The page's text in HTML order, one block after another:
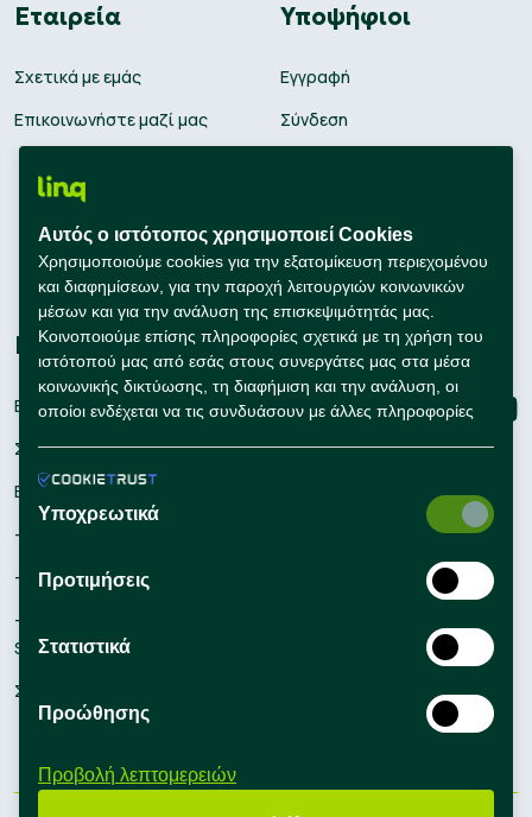
Εταιρεία
Σχετικά με εμάς
Επικοινωνήστε μαζί μας
Υποψήφιοι
Εγγραφή
Σύνδεση
Εκπαίδευση
Συμβουλές Καριέρας
Εταιρείες
Εγγραφή
Σύνδεση
Εργαλεία Προσλήψεων
– Self Service Hiring Solutions
– Talent Hiring Solutions
– Employer Branding
Solutions
Συμβουλές Προσλήψεων
Connect with us
Αυτός ο ιστότοπος χρησιμοποιεί Cookies
Χρησιμοποιούμε cookies για την εξατομίκευση περιεχομένου
και διαφημίσεων, για την παροχή λειτουργιών κοινωνικών
μέσων και για την ανάλυση της επισκεψιμότητάς μας.
Κοινοποιούμε επίσης πληροφορίες σχετικά με τη χρήση του
ιστότοπού μας από εσάς στους συνεργάτες μας στα μέσα
κοινωνικής δικτύωσης, τη διαφήμιση και την ανάλυση, οι
οποίοι ενδέχεται να τις συνδυάσουν με άλλες πληροφορίες
Υποχρεωτικά
Προτιμήσεις
Στατιστικά
Προώθησης
Προβολή λεπτομερειών